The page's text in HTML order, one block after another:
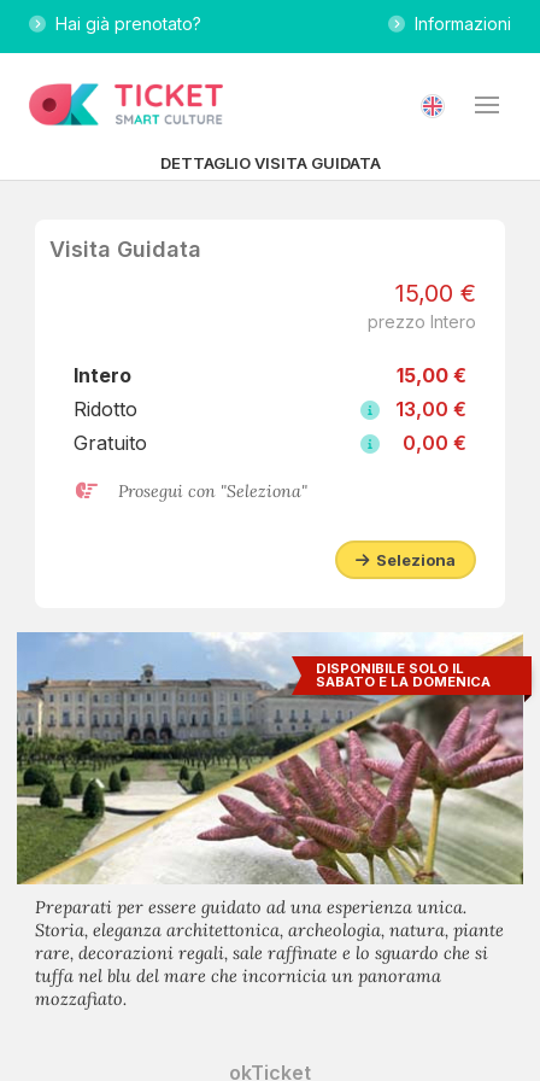
Hai già prenotato? Informazioni
DETTAGLIO VISITA GUIDATA
Visita Guidata
15,00 €
prezzo Intero
Intero
15,00 €
Ridotto
13,00 €
Gratuito
0,00 €
Prosegui con "Seleziona"
Seleziona
DISPONIBILE SOLO IL
SABATO E LA DOMENICA
Preparati per essere guidato ad una esperienza unica.
Storia, eleganza architettonica, archeologia, natura, piante
rare, decorazioni regali, sale raffinate e lo sguardo che si
tuffa nel blu del mare che incornicia un panorama
mozzafiato.
okTicket